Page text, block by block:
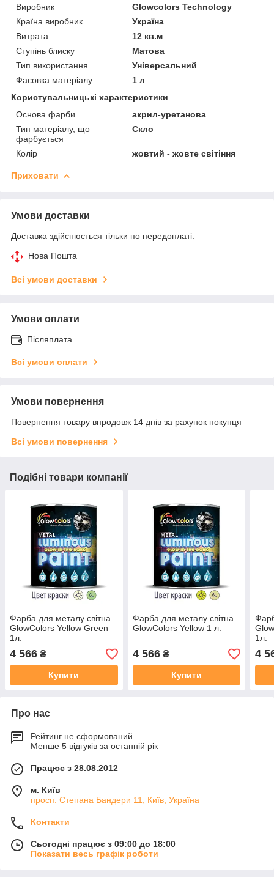
Виробник
Glowcolors Technology
Країна виробник
Україна
Витрата
12 кв.м
Ступінь блиску
Матова
Тип використання
Універсальний
Фасовка матеріалу
1 л
Користувальницькі характеристики
Основа фарби
акрил-уретанова
Тип матеріалу, що
фарбується
Скло
Колір жовтий - жовте світіння
Приховати
Умови доставки
Доставка здійснюється тільки по передоплаті.
Нова Пошта
Всі умови доставки
Умови оплати
Післяплата
Всі умови оплати
Умови повернення
Повернення товару впродовж 14 днів за рахунок покупця
Всі умови повернення
Подібні товари компанії
Фарба для металу світна
GlowColors Yellow Green
1л.
4 566 ₴
Купити
Фарба для металу світна
GlowColors Yellow 1 л.
4 566₴
Купити
1л.
4
Про нас
Рейтинг не сформований
Менше 5 відгуків за останній рік
Працює з 28.08.2012
м. Київ
просп. Степана Бандери 11, Київ, Україна
Контакти
Сьогодні працює з 09:00 до 18:00
Показати весь графік роботи